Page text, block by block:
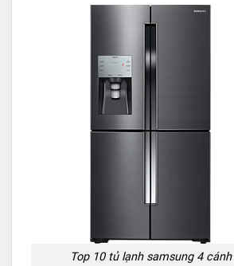
Top 10 tủ lạnh samsung 4 cánh